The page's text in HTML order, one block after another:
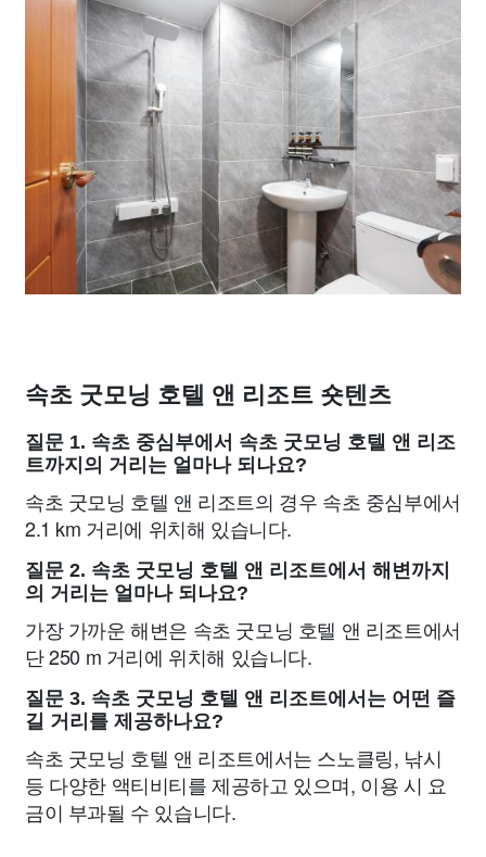
속초 굿모닝 호텔 앤 리조트 숏텐츠
질문 1. 속초 중심부에서 속초 굿모닝 호텔 앤 리조
트까지의 거리는 얼마나 되나요?
속초 굿모닝 호텔 앤 리조트의 경우 속초 중심부에서
2.1 km 거리에 위치해 있습니다.
질문 2. 속초 굿모닝 호텔 앤 리조트에서 해변까지
의 거리는 얼마나 되나요?
가장 가까운 해변은 속초 굿모닝 호텔 앤 리조트에서
단 250 m 거리에 위치해 있습니다.
질문 3. 속초 굿모닝 호텔 앤 리조트에서는 어떤 즐
길 거리를 제공하나요?
속초 굿모닝 호텔 앤 리조트에서는 스노클링, 낚시
등 다양한 액티비티를 제공하고 있으며, 이용 시 요
금이 부과될 수 있습니다.